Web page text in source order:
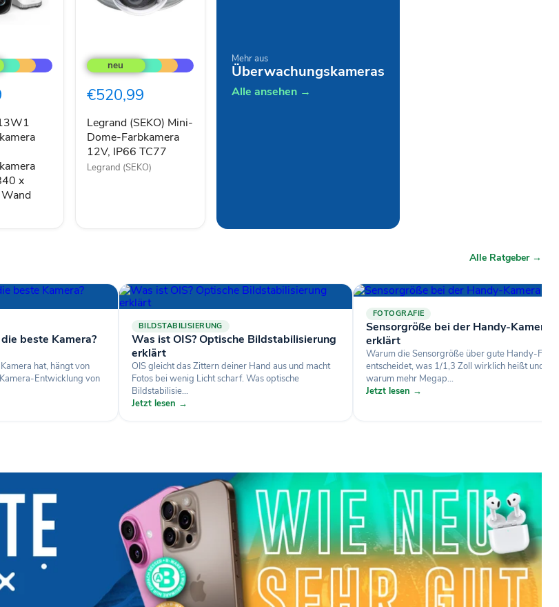
x
(SEKO)
Mini-
Farbkamera
IP66
TC77
€520,99
Legrand (SEKO) Mini-
Dome-Farbkamera
12V, IP66 TC77
Legrand (SEKO)
Mehr aus
Überwachungskameras
Alle ansehen →
Alle Ratgeber →
beste Kamera?
hat, hängt von
Entwicklung von
BILDSTABILISIERUNG
Was ist OIS? Optische Bildstabilisierung
erklärt
OIS gleicht das Zittern deiner Hand aus und macht
Fotos bei wenig Licht scharf. Was optische
Bildstabilisie...
Jetzt lesen →
FOTOGRAFIE
Sensorgröße bei der Handy-Kamera
erklärt
Warum die Sensorgröße über gute Handy-Fotos
entscheidet, was 1/1,3 Zoll wirklich heißt und
warum mehr Megap...
Jetzt lesen →